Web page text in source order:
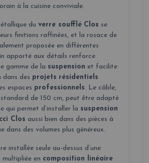
à la cuisine conviviale.
du verre soufflé Clos se
finitions raffinées, et la rosace de
proposée en différentes
apporté aux détails renforce
gamme de la suspension et facilite
dans des projets résidentiels
espaces professionnels. Le câble,
standard de 150 cm, peut être adapté
qui permet d’installer la suspension
Clos aussi bien dans des pièces à
dans des volumes plus généreux.
installée seule au-dessus d’une
en composition linéaire